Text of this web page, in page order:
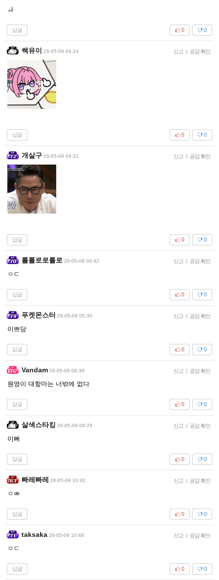
ㅘ
답글 0
0
쌕유이 26-05-09 04:24 신고 | 공감 확인
답글 0
0
개살구 26-05-09 04:31 신고 | 공감 확인
답글 0
0
롤롤로로롤로 26-05-09 04:42 신고 | 공감 확인
ㅇㄷ
답글 0
0
푸켓몬스터 26-05-09 05:30 신고 | 공감 확인
이쁘당
답글 0
0
Vandam 26-05-09 06:38 신고 | 공감 확인
원영이 대항마는 너밖에 없다
답글 0
0
살색스타킹 26-05-09 09:29 신고 | 공감 확인
이뻐
답글 0
0
빠레빠레 26-05-09 10:42 신고 | 공감 확인
ㅇㅃ
답글 0
0
taksaka 26-05-09 10:48 신고 | 공감 확인
ㅇㄷ
답글 0
0